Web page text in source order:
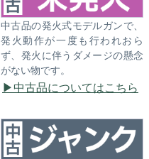
中古品の発火式モデルガンで、
発火動作が一度も行われおら
ず、発火に伴うダメージの懸念
がない物です。
中古品についてはこちら